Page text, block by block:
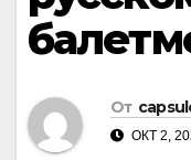
От
ОКТ 2,